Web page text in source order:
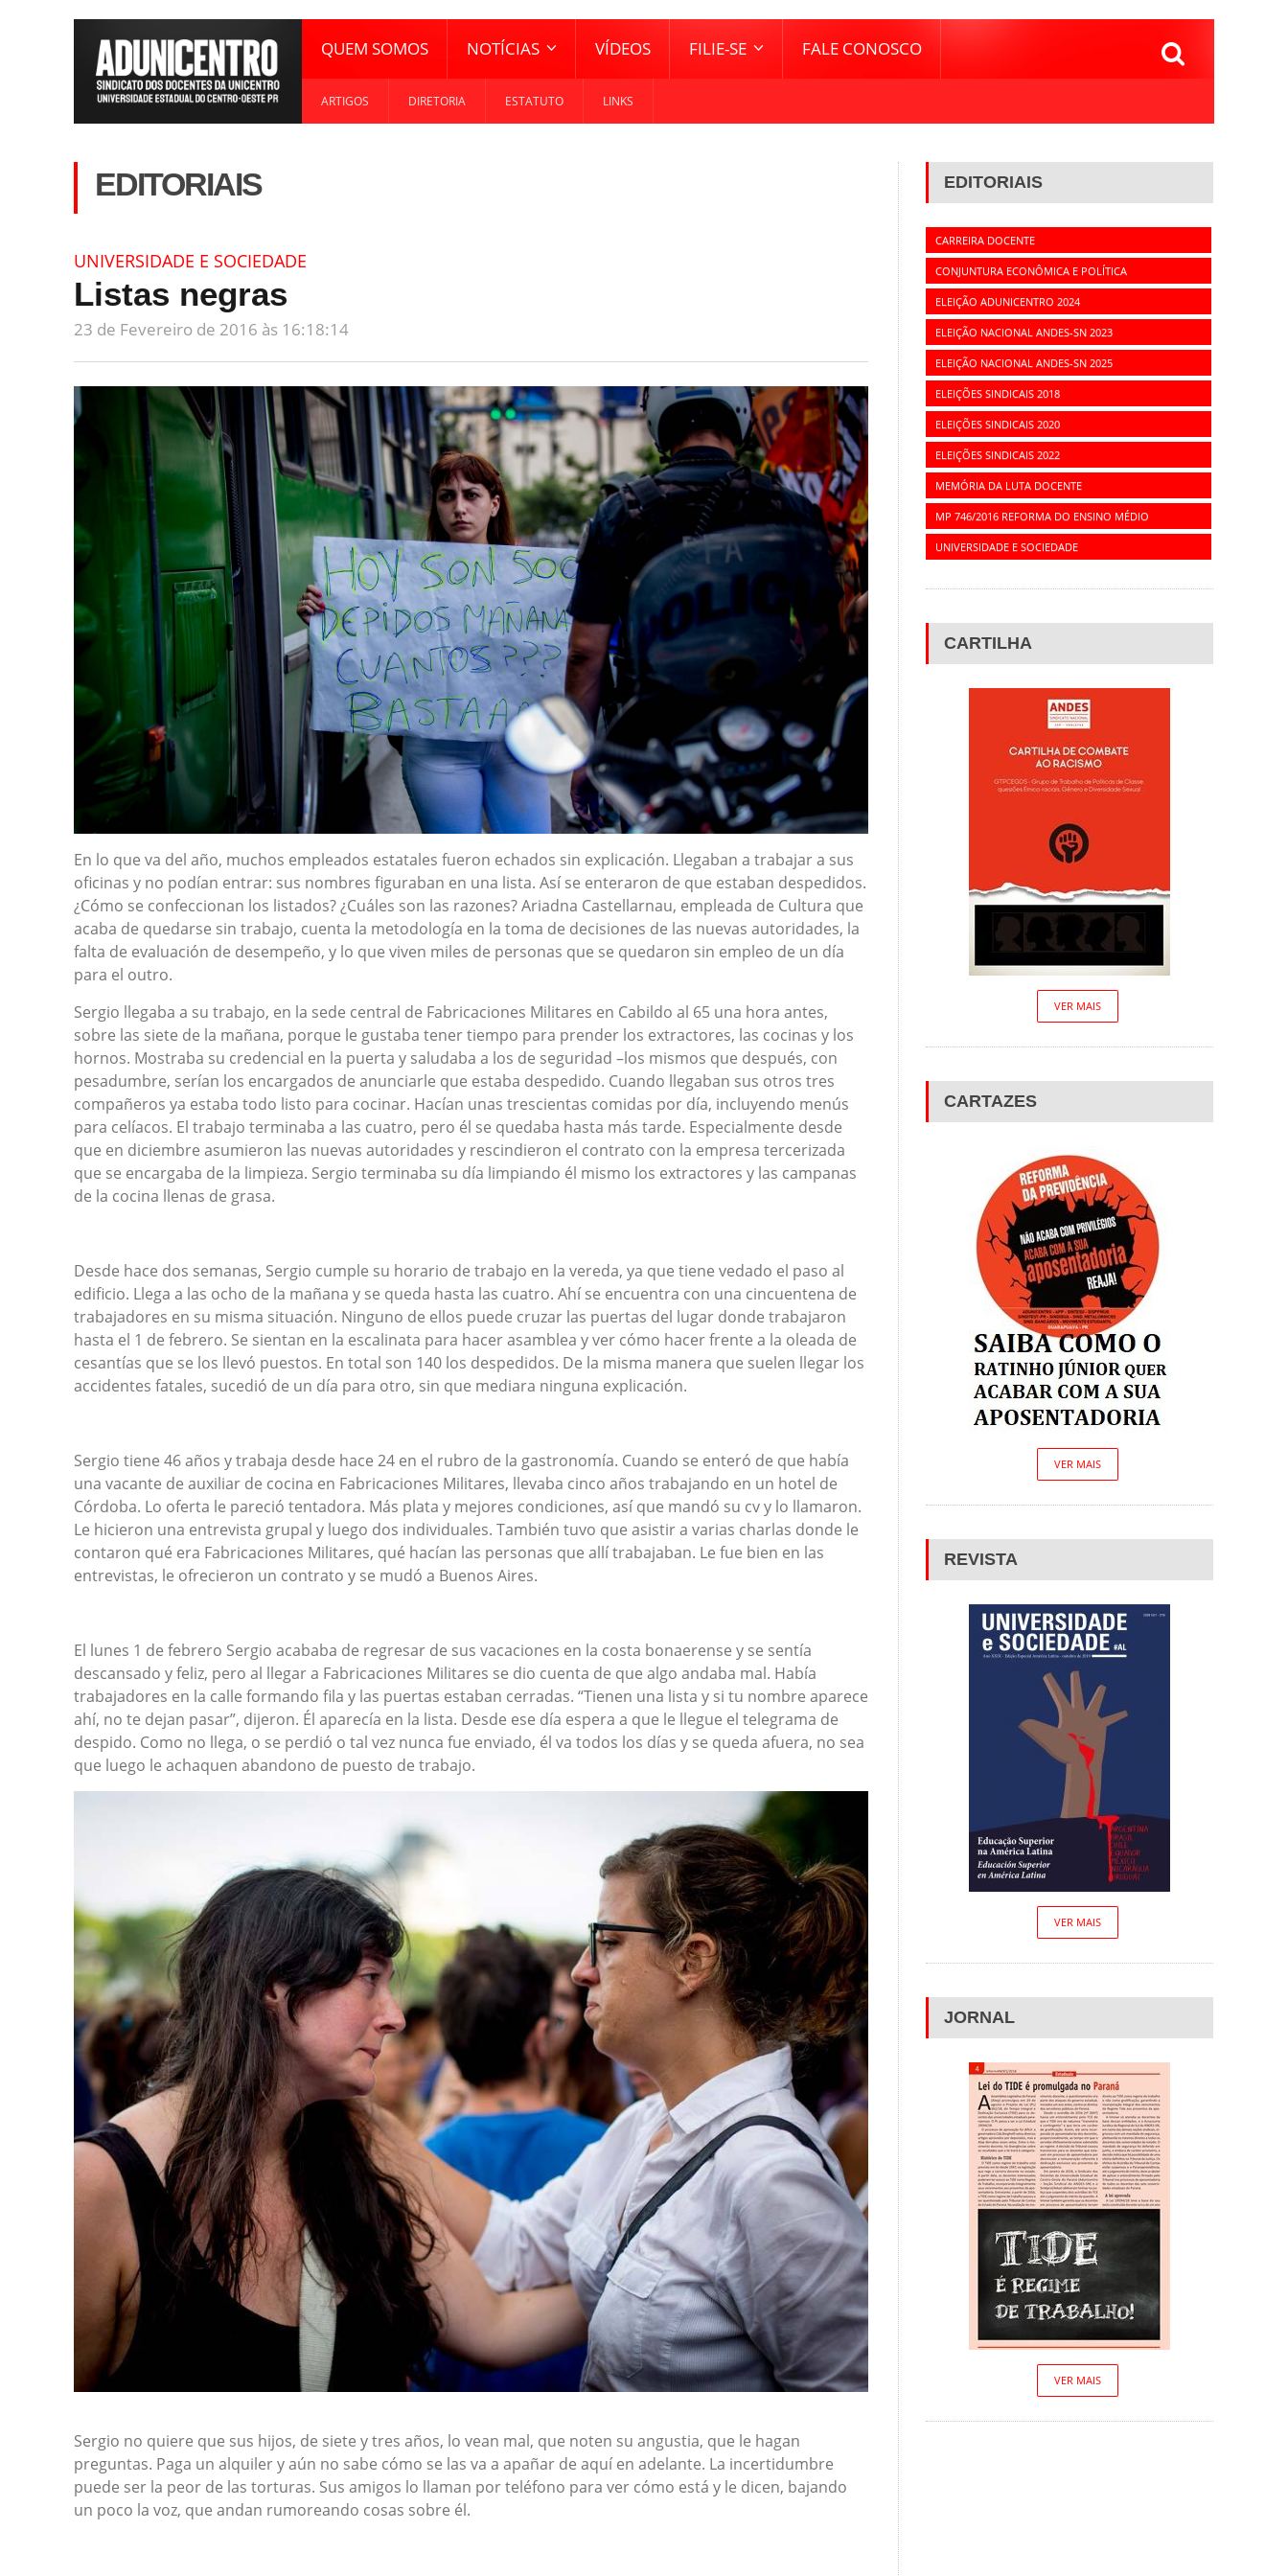
QUEM SOMOS NOTÍCIAS VÍDEOS FILIE-SE FALE CONOSCO
ARTIGOS DIRETORIA ESTATUTO LINKS
EDITORIAIS
UNIVERSIDADE E SOCIEDADE
Listas negras
23 de Fevereiro de 2016 às 16:18:14
En lo que va del año, muchos empleados estatales fueron echados sin explicación. Llegaban a trabajar a sus
oficinas y no podían entrar: sus nombres figuraban en una lista. Así se enteraron de que estaban despedidos.
¿Cómo se confeccionan los listados? ¿Cuáles son las razones? Ariadna Castellarnau, empleada de Cultura que
acaba de quedarse sin trabajo, cuenta la metodología en la toma de decisiones de las nuevas autoridades, la
falta de evaluación de desempeño, y lo que viven miles de personas que se quedaron sin empleo de un día
para el outro.
Sergio llegaba a su trabajo, en la sede central de Fabricaciones Militares en Cabildo al 65 una hora antes,
sobre las siete de la mañana, porque le gustaba tener tiempo para prender los extractores, las cocinas y los
hornos. Mostraba su credencial en la puerta y saludaba a los de seguridad –los mismos que después, con
pesadumbre, serían los encargados de anunciarle que estaba despedido. Cuando llegaban sus otros tres
compañeros ya estaba todo listo para cocinar. Hacían unas trescientas comidas por día, incluyendo menús
para celíacos. El trabajo terminaba a las cuatro, pero él se quedaba hasta más tarde. Especialmente desde
que en diciembre asumieron las nuevas autoridades y rescindieron el contrato con la empresa tercerizada
que se encargaba de la limpieza. Sergio terminaba su día limpiando él mismo los extractores y las campanas
de la cocina llenas de grasa.
Desde hace dos semanas, Sergio cumple su horario de trabajo en la vereda, ya que tiene vedado el paso al
edificio. Llega a las ocho de la mañana y se queda hasta las cuatro. Ahí se encuentra con una cincuentena de
trabajadores en su misma situación. Ninguno de ellos puede cruzar las puertas del lugar donde trabajaron
hasta el 1 de febrero. Se sientan en la escalinata para hacer asamblea y ver cómo hacer frente a la oleada de
cesantías que se los llevó puestos. En total son 140 los despedidos. De la misma manera que suelen llegar los
accidentes fatales, sucedió de un día para otro, sin que mediara ninguna explicación.
Sergio tiene 46 años y trabaja desde hace 24 en el rubro de la gastronomía. Cuando se enteró de que había
una vacante de auxiliar de cocina en Fabricaciones Militares, llevaba cinco años trabajando en un hotel de
Córdoba. Lo oferta le pareció tentadora. Más plata y mejores condiciones, así que mandó su cv y lo llamaron.
Le hicieron una entrevista grupal y luego dos individuales. También tuvo que asistir a varias charlas donde le
contaron qué era Fabricaciones Militares, qué hacían las personas que allí trabajaban. Le fue bien en las
entrevistas, le ofrecieron un contrato y se mudó a Buenos Aires.
El lunes 1 de febrero Sergio acababa de regresar de sus vacaciones en la costa bonaerense y se sentía
descansado y feliz, pero al llegar a Fabricaciones Militares se dio cuenta de que algo andaba mal. Había
trabajadores en la calle formando fila y las puertas estaban cerradas. “Tienen una lista y si tu nombre aparece
ahí, no te dejan pasar”, dijeron. Él aparecía en la lista. Desde ese día espera a que le llegue el telegrama de
despido. Como no llega, o se perdió o tal vez nunca fue enviado, él va todos los días y se queda afuera, no sea
que luego le achaquen abandono de puesto de trabajo.
Sergio no quiere que sus hijos, de siete y tres años, lo vean mal, que noten su angustia, que le hagan
preguntas. Paga un alquiler y aún no sabe cómo se las va a apañar de aquí en adelante. La incertidumbre
puede ser la peor de las torturas. Sus amigos lo llaman por teléfono para ver cómo está y le dicen, bajando
un poco la voz, que andan rumoreando cosas sobre él.
EDITORIAIS
CARREIRA DOCENTE
CONJUNTURA ECONÔMICA E POLÍTICA
ELEIÇÃO ADUNICENTRO 2024
ELEIÇÃO NACIONAL ANDES-SN 2023
ELEIÇÃO NACIONAL ANDES-SN 2025
ELEIÇÕES SINDICAIS 2018
ELEIÇÕES SINDICAIS 2020
ELEIÇÕES SINDICAIS 2022
MEMÓRIA DA LUTA DOCENTE
MP 746/2016 REFORMA DO ENSINO MÉDIO
UNIVERSIDADE E SOCIEDADE
CARTILHA
VER MAIS
CARTAZES
VER MAIS
REVISTA
VER MAIS
JORNAL
VER MAIS